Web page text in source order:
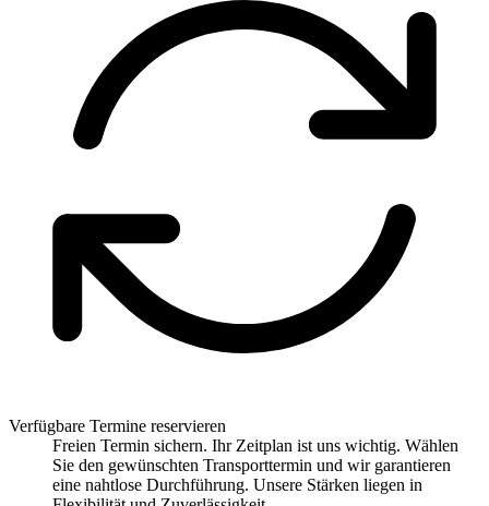
Verfügbare Termine reservieren
Freien Termin sichern. Ihr Zeitplan ist uns wichtig. Wählen
Sie den gewünschten Transporttermin und wir garantieren
eine nahtlose Durchführung. Unsere Stärken liegen in